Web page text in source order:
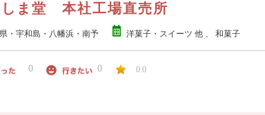
しま堂 本社工場直売所
・宇和島・八幡浜・南予 洋菓子・スイーツ 他 、 和菓子
0 0 0.0